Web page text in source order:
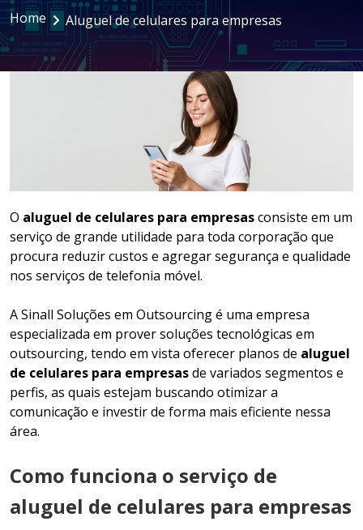
LOCAÇÃO DE NOTEBOOKS E
SMARTPHONES
GESTÃO DOCUMENTAL
Home Aluguel de celulares para empresas
O aluguel de celulares para empresasconsiste em um
serviço de grande utilidade para toda corporação que
procura reduzir custos e agregar segurança e qualidade
nos serviços de telefonia móvel.
A Sinall Soluções em Outsourcing é uma empresa
especializada em prover soluções tecnológicas em
outsourcing, tendo em vista oferecer planos de aluguel
de celulares para empresasde variados segmentos e
perfis, as quais estejam buscando otimizar a
comunicação e investir de forma mais eficiente nessa
área.
Como funciona o serviço de
aluguel de celulares para empresas